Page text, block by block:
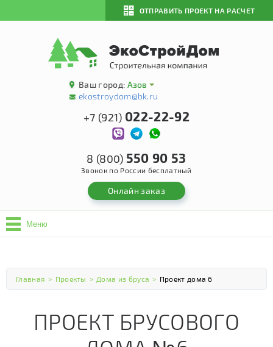
ОТПРАВИТЬ ПРОЕКТ НА РАСЧЕТ
Ваш город: Азов
ekostroydom@bk.ru
+7 (921) 022-22-92
8 (800) 550 90 53
Звонок по России бесплатный
Онлайн заказ
Меню
Главная > Проекты > Дома из бруса > Проект дома 6
ПРОЕКТ БРУСОВОГО